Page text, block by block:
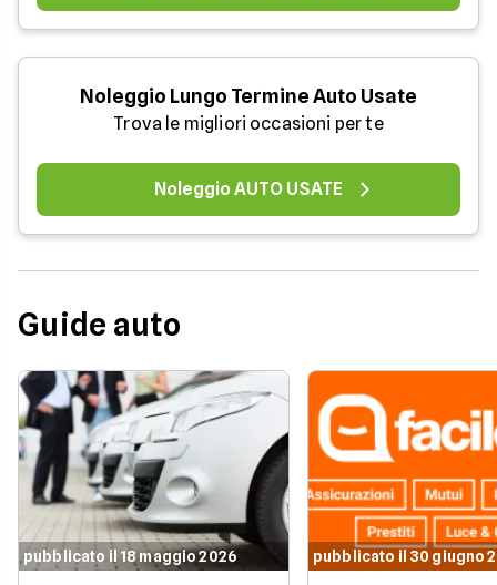
Noleggio Lungo Termine Auto Usate
Trova le migliori occasioni per te
Noleggio AUTO USATE
Guide auto
pubblicato il 18 maggio 2026 pubblicato il 30 giugno